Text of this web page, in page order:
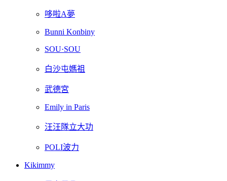
哆啦A夢
Bunni Konbiny
SOU·SOU
白沙屯媽祖
武德宮
Emily in Paris
汪汪隊立大功
POLI波力
Kikimmy